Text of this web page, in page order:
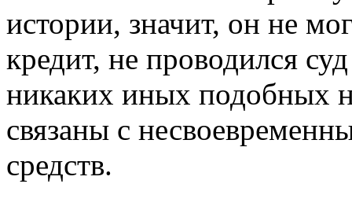
истории, значит, он не
кредит, не проводился
никаких иных подобных
связаны с
средств.